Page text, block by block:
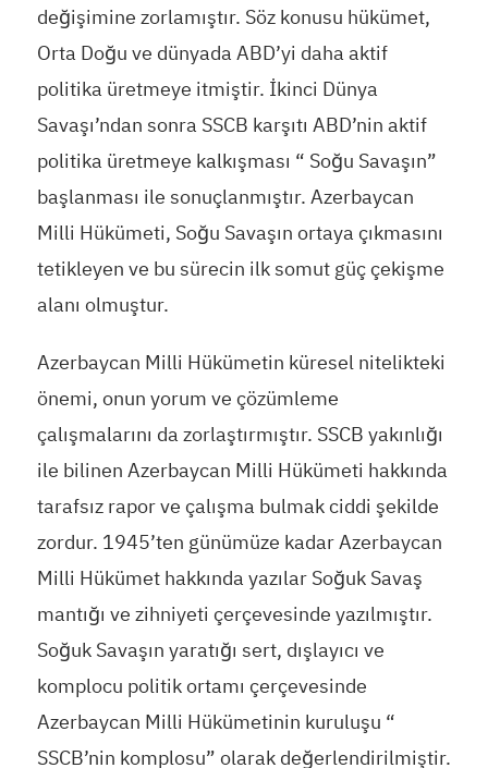
değişimine zorlamıştır. Söz konusu hükümet,
Orta Doğu ve dünyada ABD’yi daha aktif
politika üretmeye itmiştir. İkinci Dünya
Savaşı’ndan sonra SSCB karşıtı ABD’nin aktif
politika üretmeye kalkışması “ Soğu Savaşın”
başlanması ile sonuçlanmıştır. Azerbaycan
Milli Hükümeti, Soğu Savaşın ortaya çıkmasını
tetikleyen ve bu sürecin ilk somut güç çekişme
alanı olmuştur.
Azerbaycan Milli Hükümetin küresel nitelikteki
önemi, onun yorum ve çözümleme
çalışmalarını da zorlaştırmıştır. SSCB yakınlığı
ile bilinen Azerbaycan Milli Hükümeti hakkında
tarafsız rapor ve çalışma bulmak ciddi şekilde
zordur. 1945’ten günümüze kadar Azerbaycan
Milli Hükümet hakkında yazılar Soğuk Savaş
mantığı ve zihniyeti çerçevesinde yazılmıştır.
Soğuk Savaşın yaratığı sert, dışlayıcı ve
komplocu politik ortamı çerçevesinde
Azerbaycan Milli Hükümetinin kuruluşu “
SSCB’nin komplosu” olarak değerlendirilmiştir.